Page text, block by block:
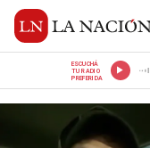
ESCUCHÁ
TU RADIO
PREFERIDA